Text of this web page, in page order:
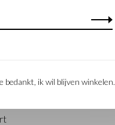
bedankt, ik wil blijven winkelen.